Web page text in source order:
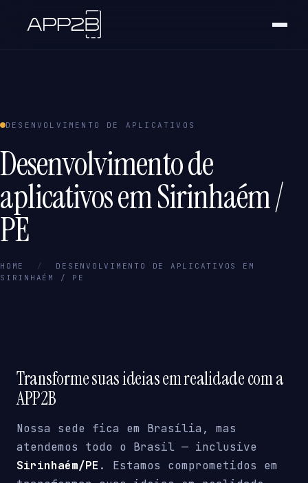
DESENVOLVIMENTO DE APLICATIVOS
Desenvolvimento de
aplicativos em Sirinhaém /
PE
HOME /
DESENVOLVIMENTO DE APLICATIVOS EM
SIRINHAÉM / PE
Transforme suas ideias em realidade com a
APP2B
Nossa sede fica em Brasília, mas
atendemos todo o Brasil — inclusive
Sirinhaém/PE . Estamos comprometidos em